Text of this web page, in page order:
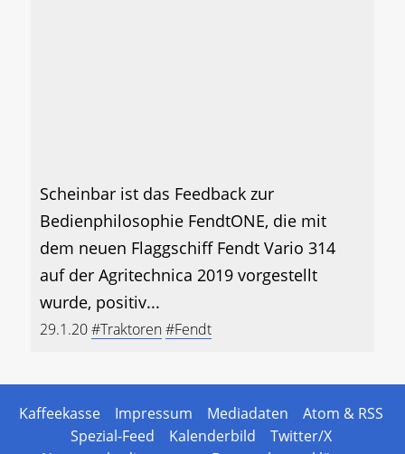
Scheinbar ist das Feedback zur
Bedienphilosophie FendtONE, die mit
dem neuen Flaggschiff Fendt Vario 314
auf der Agritechnica 2019 vorgestellt
wurde, positiv...
29.1.20#Traktoren#Fendt
Kaffeekasse Impressum Mediadaten
Atom & RSS
Spezial-Feed
Kalenderbild
Twitter/X